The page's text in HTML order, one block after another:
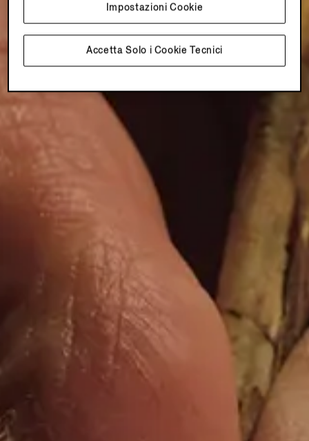
Accetta Solo i Cookie Tecnici
Impostazioni Cookie